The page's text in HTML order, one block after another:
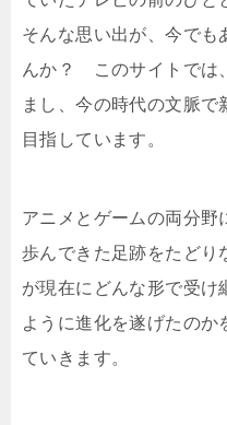
そんな思い出が、今でも
んか？ このサイトでは
まし、今の時代の文脈
目指しています。
アニメとゲームの両分野
歩んできた足跡をたどり
が現在にどんな形で受け
ように進化を遂げたのか
ていきます。